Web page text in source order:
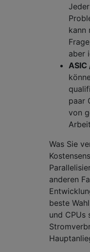
kann
aber
ASIC
paar
von
Was Sie
anderen
beste
und CPUs